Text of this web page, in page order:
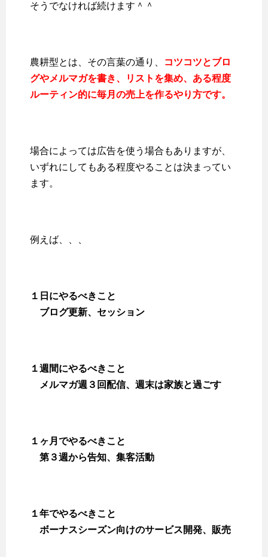
そうでなければ続けます＾＾
農耕型とは、その言葉の通り、
コツコツとブロ
グやメルマガを書き、リストを集め、ある程度
ルーティン的に毎月の売上を作るやり方です。
場合によっては広告を使う場合もありますが、
いずれにしてもある程度やることは決まってい
ます。
例えば、、、
１日にやるべきこと
ブログ更新、セッション
１週間にやるべきこと
メルマガ週３回配信、週末は家族と過ごす
１ヶ月でやるべきこと
第３週から告知、集客活動
１年でやるべきこと
ボーナスシーズン向けのサービス開発、販売